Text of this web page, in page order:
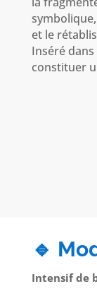
et le
Inséré
constituer
🔹
Intensif de